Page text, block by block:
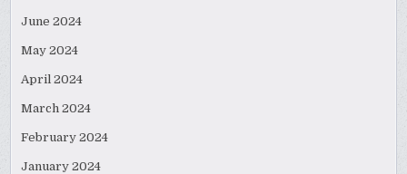
June 2024
May 2024
April 2024
March 2024
February 2024
January 2024